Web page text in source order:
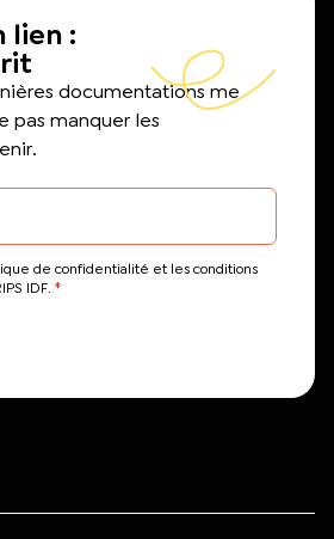
lien :
documentations me
pas manquer les
de confidentialité et les conditions
IDF. *